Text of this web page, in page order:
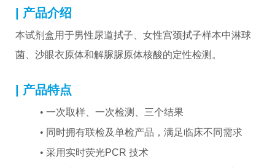
| 产品介绍
本试剂盒用于男性尿道拭子、女性宫颈拭子样本中淋球
菌、沙眼衣原体和解脲脲原体核酸的定性检测。
| 产品特点
• 一次取样、一次检测、三个结果
• 同时拥有联检及单检产品，满足临床不同需求
• 采用实时荧光PCR 技术